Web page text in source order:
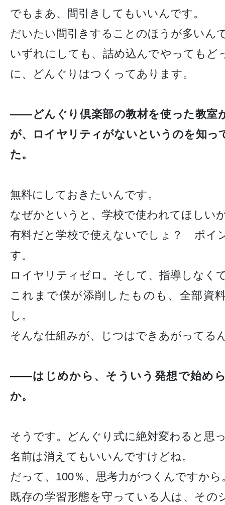
でもまあ、間引きしてもいいんです。
だいたい間引きすることのほうが多いん
いずれにしても、詰め込んでやってもど
に、どんぐりはつくってあります。
——どんぐり倶楽部の教材を使った教室
が、ロイヤリティがないというのを知っ
た。
無料にしておきたいんです。
なぜかというと、学校で使われてほしい
有料だと学校で使えないでしょ？ ポイ
す。
ロイヤリティゼロ。そして、指導しなく
これまで僕が添削したものも、全部資
し。
そんな仕組みが、じつはできあがってる
——はじめから、そういう発想で始め
か。
そうです。どんぐり式に絶対変わると思
名前は消えてもいいんですけどね。
だって、100％、思考力がつくんですから
既存の学習形態を守っている人は、その